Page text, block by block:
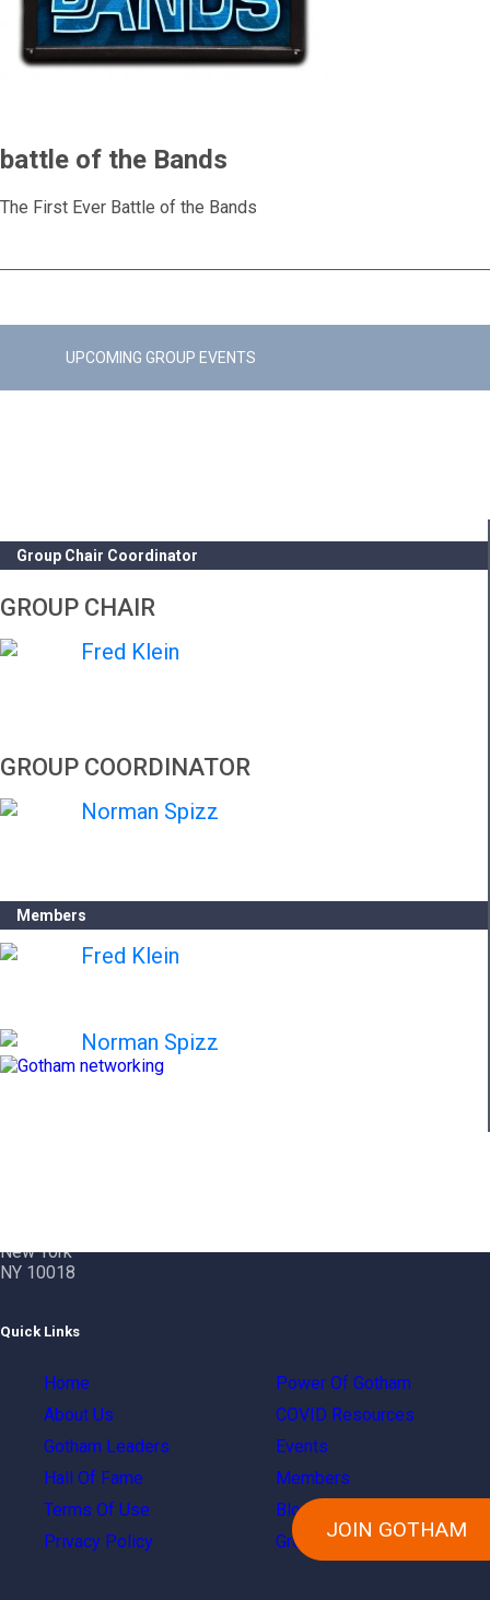
Group Chair Coordinator
GROUP CHAIR
Fred Klein
GROUP COORDINATOR
Norman Spizz
Members
Fred Klein
Norman Spizz
battle of the Bands
The First Ever Battle of the Bands
Простота оформлення робить цей продукт надзвичайно
UPCOMING GROUP EVENTS
JOIN GOTHAM
New York
NY 10018
Quick Links
Home
About Us
Gotham Leaders
Hall Of Fame
Terms Of Use
Privacy Policy
Power Of Gotham
COVID Resources
Events
Members
Blog
Groups